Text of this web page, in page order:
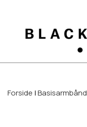
Forside Basisarmbånd